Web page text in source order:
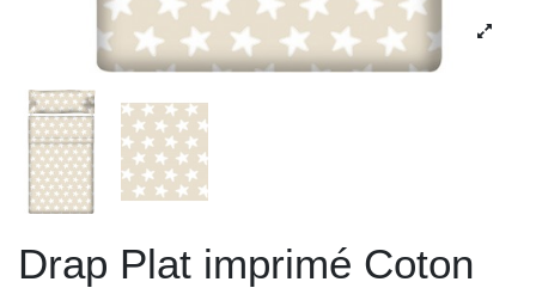
Drap Plat imprimé Coton